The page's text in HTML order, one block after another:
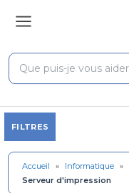
FILTRES
Accueil » Informatique »
Serveur d'impression